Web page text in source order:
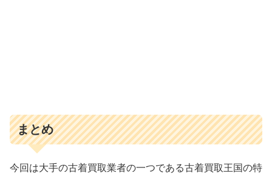
まとめ
今回は大手の古着買取業者の一つである古着買取王国の特